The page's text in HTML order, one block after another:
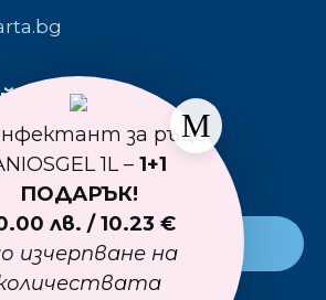
за ръце
1L – 1+1
ПОДАРЪК!
лв. / 10.23 €
изчерпване на
НИ
основния сайт